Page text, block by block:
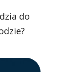
do